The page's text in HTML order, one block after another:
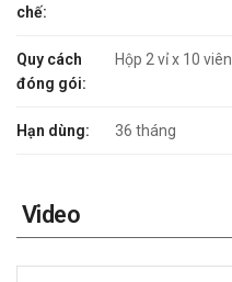
chế:
Quy cách
đóng gói:
Hộp 2 vỉ x 10 viên
Hạn dùng: 36 tháng
Video